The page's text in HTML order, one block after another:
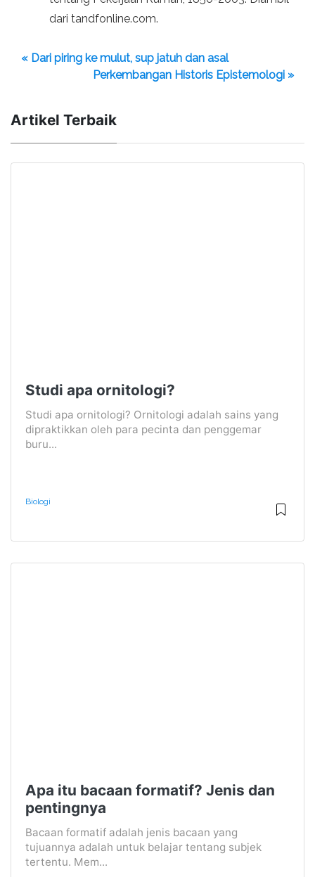
dari tandfonline.com.
« Dari piring ke mulut, sup jatuh dan asal
Perkembangan Historis Epistemologi »
Artikel Terbaik
Studi apa ornitologi?
Studi apa ornitologi? Ornitologi adalah sains yang
dipraktikkan oleh para pecinta dan penggemar
buru...
Biologi
Apa itu bacaan formatif? Jenis dan
pentingnya
Bacaan formatif adalah jenis bacaan yang
tujuannya adalah untuk belajar tentang subjek
tertentu. Mem...